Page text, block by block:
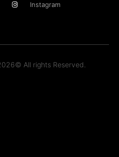
Instagram
All rights Reserved.